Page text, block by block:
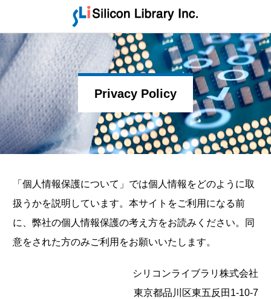
Privacy Policy
「個人情報保護について」では個人情報をどのように取
扱うかを説明しています。本サイトをご利用になる前
に、弊社の個人情報保護の考え方をお読みください。同
意をされた方のみご利用をお願いいたします。
シリコンライブラリ株式会社
東京都品川区東五反田1-10-7